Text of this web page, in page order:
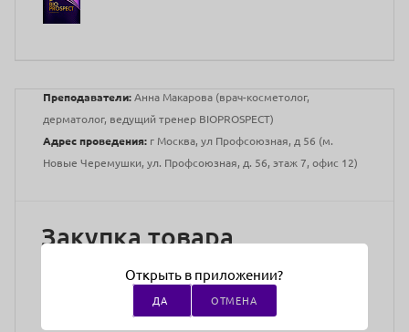
Преподаватели: Анна Макарова (врач-косметолог,
дерматолог, ведущий тренер BIOPROSPECT)
Адрес проведения: г Москва, ул Профсоюзная, д 56 (м.
Новые Черемушки, ул. Профсоюзная, д. 56, этаж 7, офис 12)
Закупка товара
Открыть в приложении?
ДА ОТМЕНА